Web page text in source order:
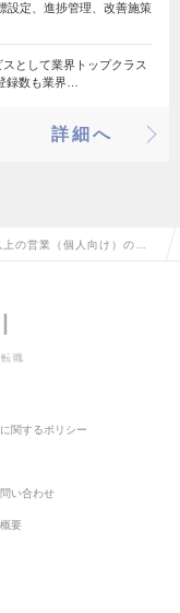
設定、進捗管理、改善施策
として業界トップクラス
録数も業界…
詳細へ
の営業（個人向け）の転
職
関するポリシー
い合わせ
要